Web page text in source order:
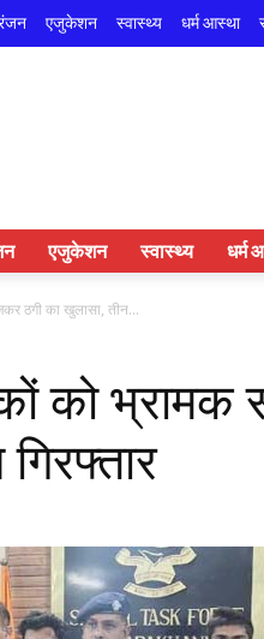
एजुकेशन स्वास्थ्य धर्म आस्था
एजुकेशन स्वास्थ्य धर्म
ठगी का खुलासा, तीन...
को